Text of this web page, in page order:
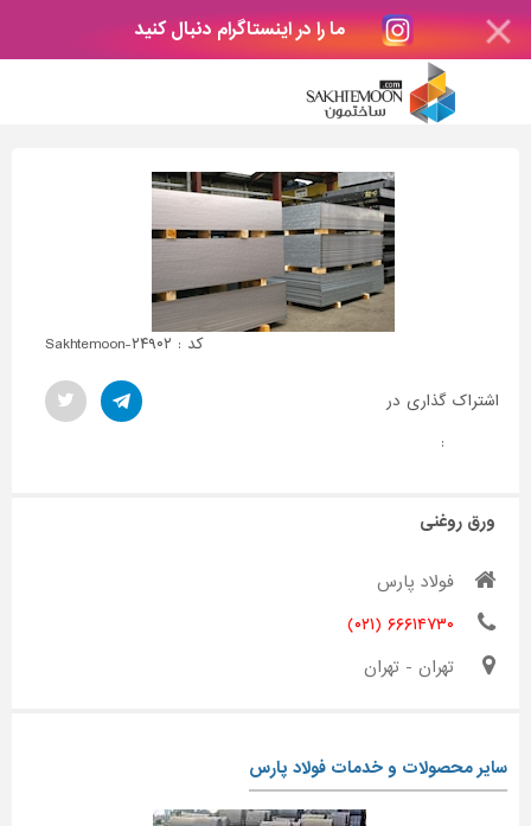
ما را در اینستاگرام دنبال کنید
کد : Sakhtemoon-۲۴۹۰۲
اشتراک گذاری در
:
ورق روغنی
فولاد پارس
۶۶۶۱۴۷۳۰ (۰۲۱)
تهران - تهران
سایر محصولات و خدمات فولاد پارس